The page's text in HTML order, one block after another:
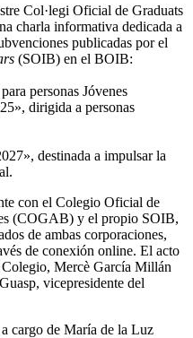
Col·legi Oficial de Graduats
charla informativa dedicada a
publicadas por el
(SOIB) en el BOIB:
personas Jóvenes
dirigida a personas
destinada a impulsar la
con el Colegio Oficial de
(COGAB) y el propio SOIB,
de ambas corporaciones,
de conexión online. El acto
Colegio, Mercè García Millán
vicepresidente del
cargo de María de la Luz